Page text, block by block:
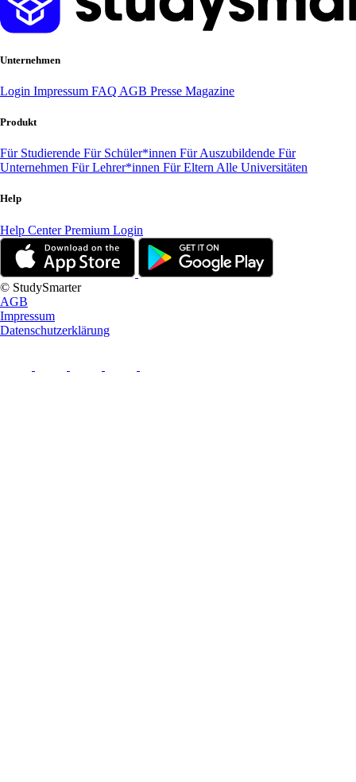
Unternehmen
Login Impressum FAQ AGB Presse Magazine
Produkt
Für Studierende Für Schüler*innen Für Auszubildende Für
Unternehmen Für Lehrer*innen Für Eltern Alle Universitäten
Help
Help CenterPremium Login
© StudySmarter
AGB
Impressum
Datenschutzerklärung